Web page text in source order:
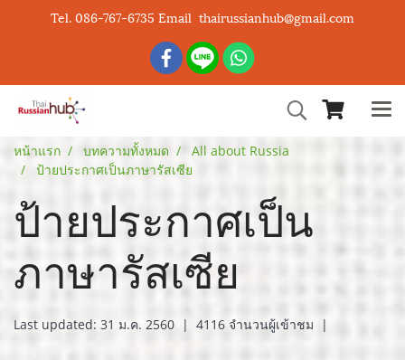
Tel. 086-767-6735 Email thairussianhub@gmail.com
หน้าแรก บทความทั้งหมด
All about Russia
ป้ายประกาศเป็นภาษารัสเซีย
ป้ายประกาศเป็น
ภาษารัสเซีย
Last updated: 31 ม.ค. 2560 | 4116 จำนวนผู้เข้าชม |